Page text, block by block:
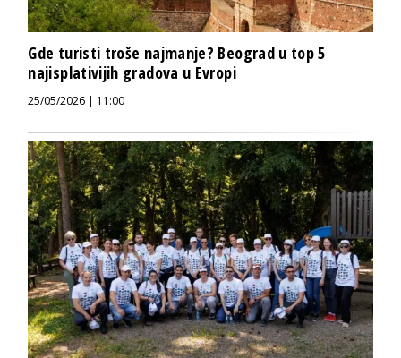
Gde turisti troše najmanje? Beograd u top 5
najisplativijih gradova u Evropi
25/05/2026 | 11:00